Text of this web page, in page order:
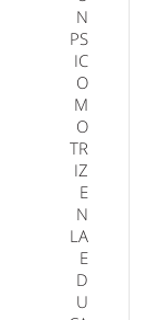
N
PS
IC
O
M
O
TR
IZ
E
N
LA
E
D
U